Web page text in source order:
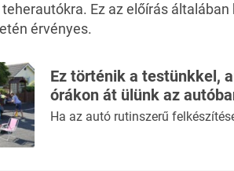
Ez az előírás
érvényes.
Ez történik a testünkkel,
órákon át ülünk az
Ha az autó rutinszerű